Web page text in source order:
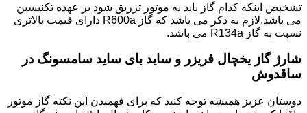
تشخیص اینکه کدام گاز باید به موتور تزریق شود بر عهده تکنیسین
می باشد.لازم به ذکر می باشد که گاز R600a دارای قیمت بالاتری
نسبت به گاز R134a می باشد.
شارژ گاز یخچال فریزر و ساید بای ساید سامسونگ در
ساقدوش
دوستان عزیز همیشه توجه کنید که برای فهمیدن این نکته گاز موتور